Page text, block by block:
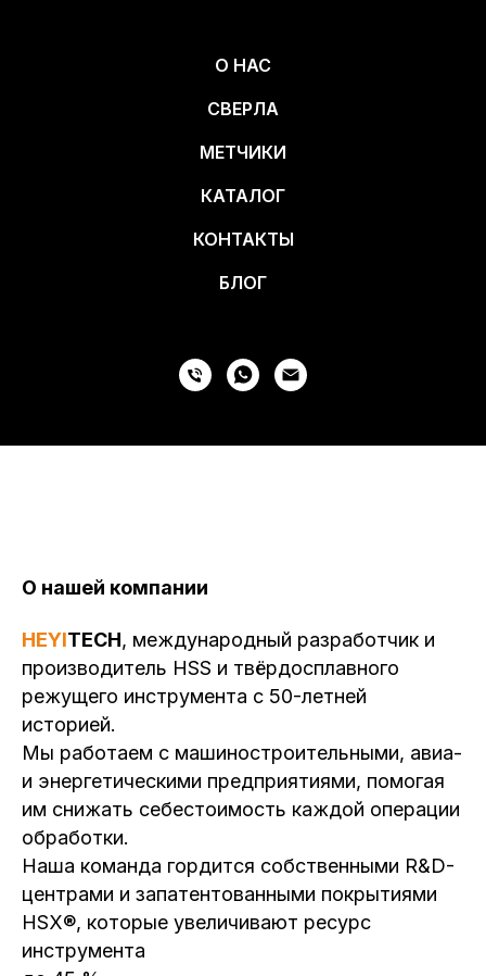
О НАС
СВЕРЛА
МЕТЧИКИ
КАТАЛОГ
КОНТАКТЫ
БЛОГ
О нашей компании
HEYITECH, международный разработчик и
производитель HSS и твёрдосплавного
режущего инструмента с 50-летней
историей.
Мы работаем с машиностроительными, авиа-
и энергетическими предприятиями, помогая
им снижать себестоимость каждой операции
обработки.
Наша команда гордится собственными R&D-
центрами и запатентованными покрытиями
HSX®, которые увеличивают ресурс
инструмента